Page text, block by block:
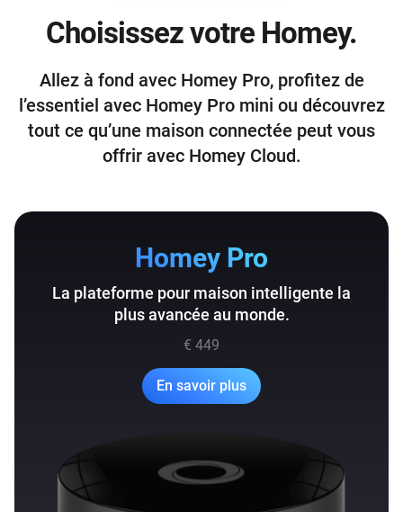
Choisissez votre Homey.
Allez à fond avec Homey Pro, profitez de
l’essentiel avec Homey Pro mini ou découvrez
tout ce qu’une maison connectée peut vous
offrir avec Homey Cloud.
Homey Pro
La plateforme pour maison intelligente la
plus avancée au monde.
€ 449
En savoir plus